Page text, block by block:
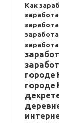
Как
городе
городе